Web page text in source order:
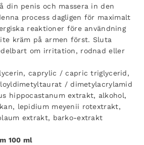
din penis och massera in den
process dagligen för maximalt
reaktioner före användning
kräm på armen först. Sluta
om irritation, rodnad eller
caprylic / capric triglycerid,
/ dimetylacrylamid
hippocastanum extrakt, alkohol,
lepidium meyenii rotextrakt,
extrakt, barko-extrakt
100 ml